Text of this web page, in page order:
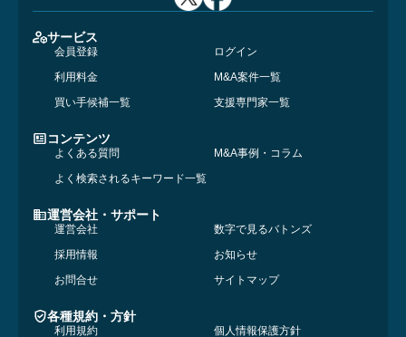
サービス
会員登録
ログイン
利用料金
M&A案件一覧
買い手候補一覧
支援専門家一覧
コンテンツ
よくある質問
M&A事例・コラム
よく検索されるキーワード一覧
運営会社・サポート
運営会社
数字で見るバトンズ
採用情報
お知らせ
お問合せ
サイトマップ
各種規約・方針
利用規約
個人情報保護方針